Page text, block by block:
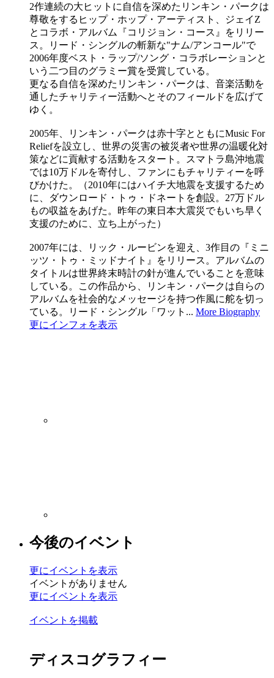
2作連続の大ヒットに自信を深めたリンキン・パークは
尊敬をするヒップ・ホップ・アーティスト、ジェイZ
とコラボ・アルバム『コリジョン・コース』をリリー
ス。リード・シングルの斬新な"ナム/アンコール"で
2006年度ベスト・ラップ/ソング・コラボレーションと
いう二つ目のグラミー賞を受賞している。
更なる自信を深めたリンキン・パークは、音楽活動を
通したチャリティー活動へとそのフィールドを広げて
ゆく。
2005年、リンキン・パークは赤十字とともにMusic For
Reliefを設立し、世界の災害の被災者や世界の温暖化対
策などに貢献する活動をスタート。スマトラ島沖地震
では10万ドルを寄付し、ファンにもチャリティーを呼
びかけた。（2010年にはハイチ大地震を支援するため
に、ダウンロード・トゥ・ドネートを創設。27万ドル
もの収益をあげた。昨年の東日本大震災でもいち早く
支援のために、立ち上がった）
2007年には、リック・ルービンを迎え、3作目の『ミニ
ッツ・トゥ・ミッドナイト』をリリース。アルバムの
タイトルは世界終末時計の針が進んでいることを意味
している。この作品から、リンキン・パークは自らの
アルバムを社会的なメッセージを持つ作風に舵を切っ
ている。リード・シングル「ワット... More Biography
更にインフォを表示
今後のイベント
更にイベントを表示
イベントがありません
更にイベントを表示
イベントを掲載
ディスコグラフィー